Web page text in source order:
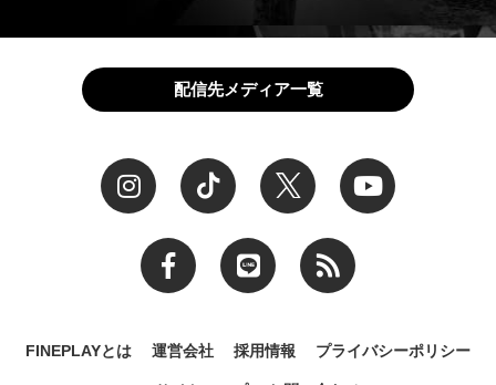
配信先メディア一覧
FINEPLAYとは 運営会社 採用情報 プライバシーポリシー